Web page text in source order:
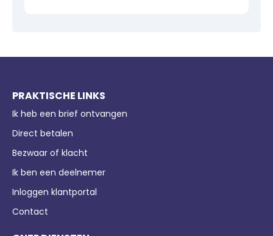
PRAKTISCHE LINKS
Ik heb een brief ontvangen
Direct betalen
Bezwaar of klacht
Ik ben een deelnemer
Inloggen klantportal
Contact